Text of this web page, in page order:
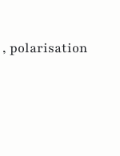
polarisation